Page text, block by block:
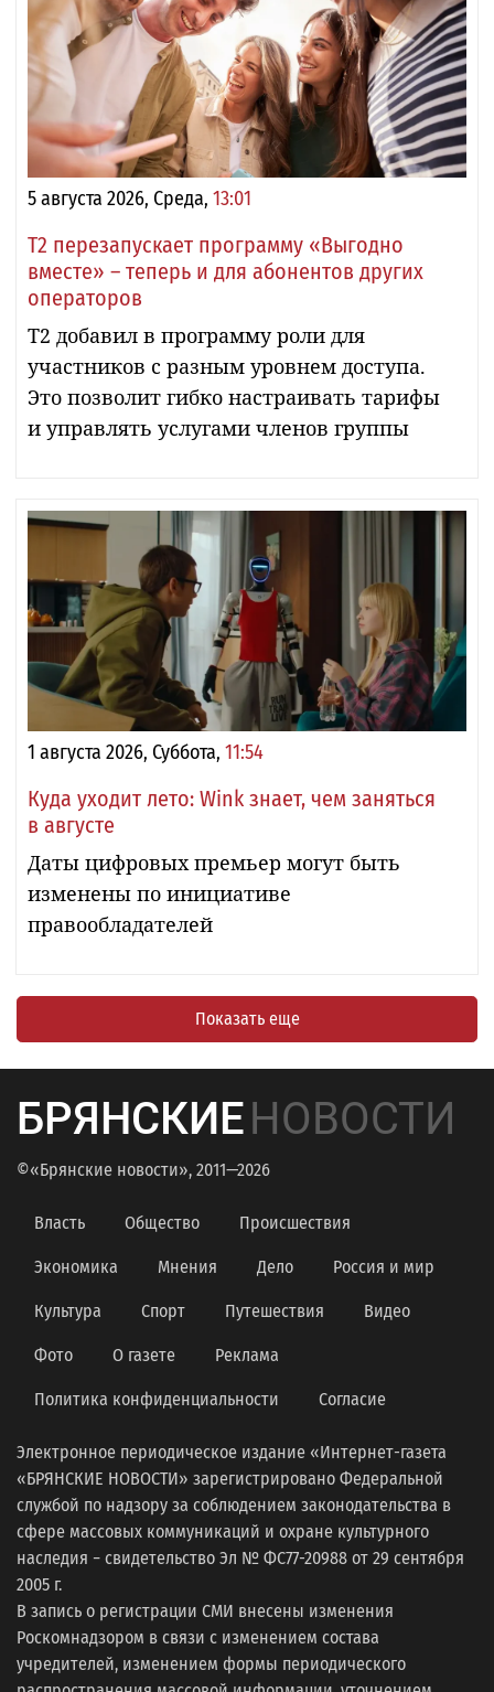
5 августа 2026, Среда, 13:01
Т2 перезапускает программу «Выгодно
вместе» – теперь и для абонентов других
операторов
Т2 добавил в программу роли для
участников с разным уровнем доступа.
Это позволит гибко настраивать тарифы
и управлять услугами членов группы
1 августа 2026, Суббота, 11:54
Куда уходит лето: Wink знает, чем заняться
в августе
Даты цифровых премьер могут быть
изменены по инициативе
правообладателей
Показать еще
БРЯНСКИЕНОВОСТИ
©«Брянские новости», 2011—2026
Власть Общество Происшествия
Экономика Мнения Дело Россия и мир
Культура Спорт Путешествия Видео
Фото О газете Реклама
Политика конфиденциальности Согласие
Электронное периодическое издание «Интернет-газета
«БРЯНСКИЕ НОВОСТИ» зарегистрировано Федеральной
службой по надзору за соблюдением законодательства в
сфере массовых коммуникаций и охране культурного
наследия − свидетельство Эл № ФС77-20988 от 29 сентября
2005 г.
В запись о регистрации СМИ внесены изменения
Роскомнадзором в связи с изменением состава
учредителей, изменением формы периодического